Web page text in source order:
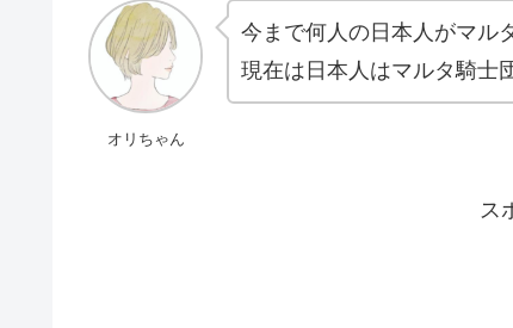
オリちゃん
今まで何人の日本人がマル
現在は日本人はマルタ騎士
ス